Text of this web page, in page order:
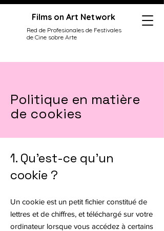
Films on Art Network
Red de Profesionales de Festivales
de Cine sobre Arte
Politique en matière
de cookies
1. Qu'est-ce qu'un
cookie ?
Un cookie est un petit fichier constitué de
lettres et de chiffres, et téléchargé sur votre
ordinateur lorsque vous accédez à certains